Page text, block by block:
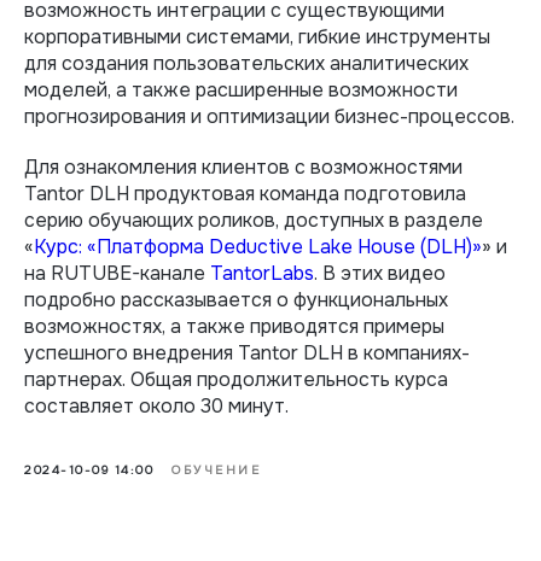
возможность интеграции с существующими
корпоративными системами, гибкие инструменты
для создания пользовательских аналитических
моделей, а также расширенные возможности
прогнозирования и оптимизации бизнес-процессов.
Для ознакомления клиентов с возможностями
Tantor DLH продуктовая команда подготовила
серию обучающих роликов, доступных в разделе
«Курс: «Платформа Deductive Lake House (DLH)»» и
на RUTUBE-канале TantorLabs. В этих видео
подробно рассказывается о функциональных
возможностях, а также приводятся примеры
успешного внедрения Tantor DLH в компаниях-
партнерах. Общая продолжительность курса
составляет около 30 минут.
2024-10-09 14:00 ОБУЧЕНИЕ